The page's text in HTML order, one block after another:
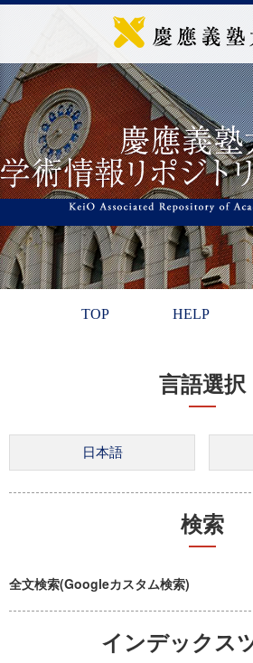
TOP HELP
言語選択
検索
全文検索(Googleカスタム検索)
インデックス